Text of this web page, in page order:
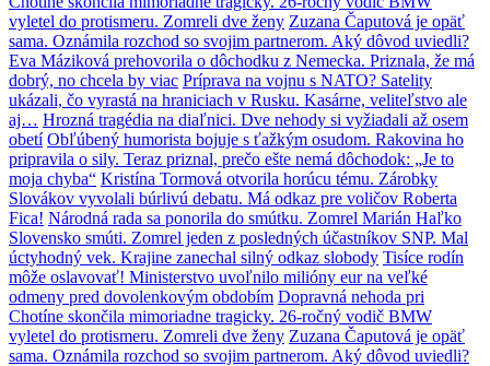
vyletel do protismeru. Zomreli dve ženy Zuzana Čaputová je opäť
sama. Oznámila rozchod so svojim partnerom. Aký dôvod uviedli?
Eva Máziková prehovorila o dôchodku z Nemecka. Priznala, že má
dobrý, no chcela by viac Príprava na vojnu s NATO? Satelity
ukázali, čo vyrastá na hraniciach v Rusku. Kasárne, veliteľstvo ale
aj… Hrozná tragédia na diaľnici. Dve nehody si vyžiadali až osem
obetí Obľúbený humorista bojuje s ťažkým osudom. Rakovina ho
pripravila o sily. Teraz priznal, prečo ešte nemá dôchodok: „Je to
moja chyba“ Kristína Tormová otvorila horúcu tému. Zárobky
Slovákov vyvolali búrlivú debatu. Má odkaz pre voličov Roberta
Fica! Národná rada sa ponorila do smútku. Zomrel Marián Haľko
Slovensko smúti. Zomrel jeden z posledných účastníkov SNP. Mal
úctyhodný vek. Krajine zanechal silný odkaz slobody Tisíce rodín
môže oslavovať! Ministerstvo uvoľnilo milióny eur na veľké
odmeny pred dovolenkovým obdobím Dopravná nehoda pri
Chotíne skončila mimoriadne tragicky. 26-ročný vodič BMW
vyletel do protismeru. Zomreli dve ženy Zuzana Čaputová je opäť
sama. Oznámila rozchod so svojim partnerom. Aký dôvod uviedli?